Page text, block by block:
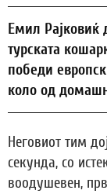
Емил Рајковиќ
турската
победи
коло од
Неговиот тим
секунда, со
воодушевен,